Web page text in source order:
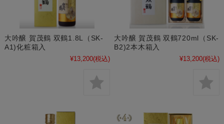
大吟醸 賀茂鶴 双鶴1.8L（SK-
A1)化粧箱入
¥13,200(税込)
大吟醸 賀茂鶴 双鶴720ml（SK-
B2)2本木箱入
¥13,200(税込)